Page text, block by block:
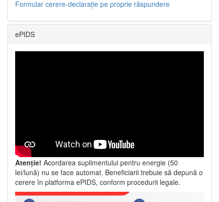
Formular cerere-declarație pe proprie răspundere
ePIDS
Atenție! Acordarea suplimentului pentru energie (50
lei/lună) nu se face automat. Beneficiarii trebuie să depună o
cerere în platforma ePIDS, conform procedurii legale.